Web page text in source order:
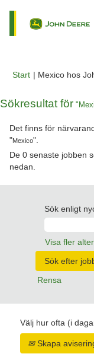
Start | Mexico hos
Sökresultat för
Det finns för
"Mexico".
De 0 senaste jobben
nedan.
Sök enligt
Visa fler
Rensa
Välj hur ofta (i
Skapa